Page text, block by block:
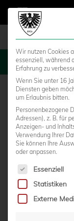
NACH KSC-
Wir nutzen Cookies
essenziell, während
Erfahrung zu
Wenn Sie unter 16
Diensten geben
um Erlaubnis bitten.
Personenbezogene
Adressen), z. B. für
Anzeigen- und
Verwendung Ihrer
Sie können Ihre
oder anpassen.
Es folgt eine
Essenziell
Statistiken
Externe